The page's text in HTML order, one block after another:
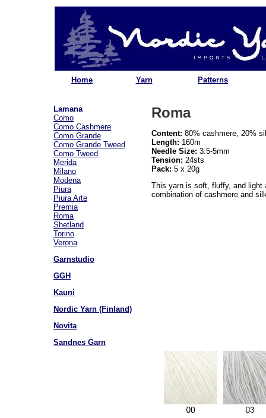
Home Yarn Patterns
Lamana
Como
Como Cashmere
Como Grande
Como Grande Tweed
Como Tweed
Merida
Milano
Modena
Piura
Piura Arte
Premia
Roma
Shetland
Torino
Verona
Garnstudio
GGH
Kauni
Nordic Yarn (Finland)
Novita
Sandnes Garn
Roma
Content: 80% cashmere, 20%
Length: 160m
Needle Size: 3.5-5mm
Tension: 24sts
Pack: 5 x 20g
This yarn is soft, fluffy, and light
combination of cashmere and